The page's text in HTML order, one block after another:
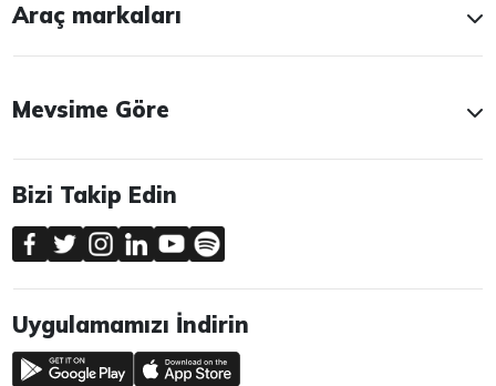
Araç markaları
Mevsime Göre
Bizi Takip Edin
Uygulamamızı İndirin